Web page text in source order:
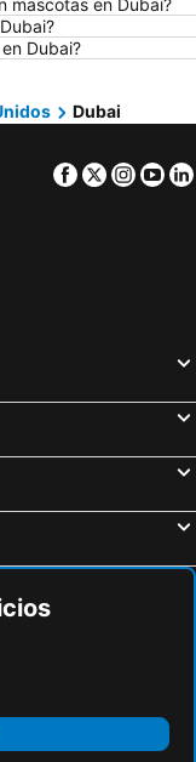
São Paulo
Lacio
Costa Rica
mascotas en Dubai?
Dubai?
Dubai
Facebook
Twitter